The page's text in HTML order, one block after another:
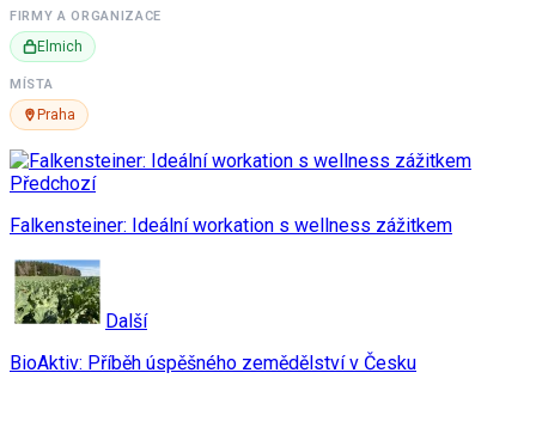
FIRMY A ORGANIZACE
Elmich
MÍSTA
Praha
Předchozí
Falkensteiner: Ideální workation s wellness zážitkem
Další
BioAktiv: Příběh úspěšného zemědělství v Česku